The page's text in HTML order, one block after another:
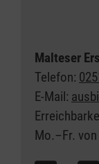
Malteser
Telefon:
E-Mail:
Mo.–Fr.